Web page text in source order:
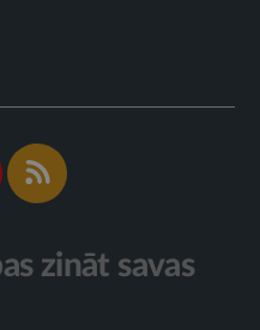
zināt savas